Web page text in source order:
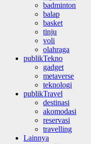
badminton
balap
basket
tinju
voli
olahraga
publikTekno
gadget
metaverse
teknologi
publikTravel
destinasi
akomodasi
reservasi
travelling
Lainnya